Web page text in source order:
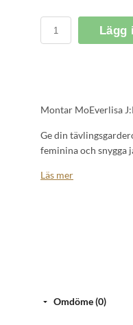
Lägg
Montar MoEverlisa
Ge din
feminina och snygga
tävlingsringen.
Funktionella detaljer:
Läs mer
Omdöme (0)